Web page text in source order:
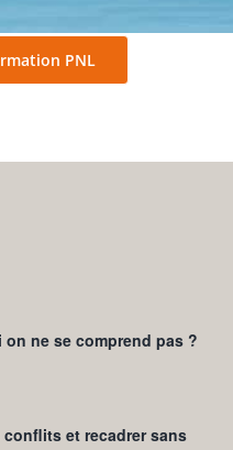
PNL
ne se comprend pas ?
conflits et recadrer sans